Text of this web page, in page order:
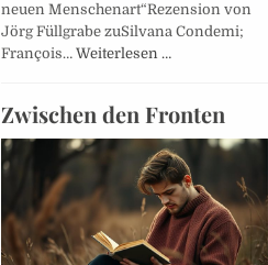
neuen Menschenart“Rezension von
Jörg Füllgrabe zuSilvana Condemi;
François… Weiterlesen …
Zwischen den Fronten